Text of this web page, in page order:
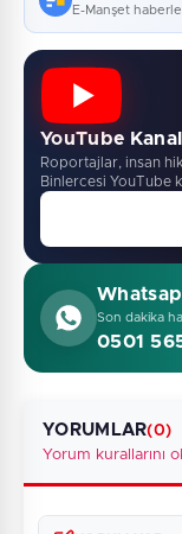
E-Manşet
YouTube
Roportajlar, insan
Binlercesi YouTube
Son dakika
0501
YORUMLAR(0)
Yorum kurallarını